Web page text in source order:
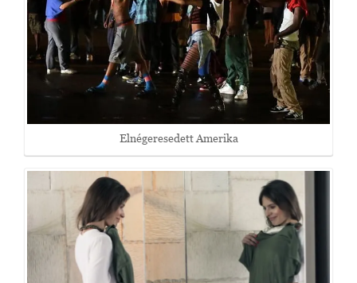
Elnégeresedett Amerika